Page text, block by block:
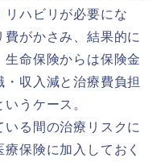
リハビリが必要にな
費がかさみ、結果的に
命保険からは保険金
収入減と治療費負担
うケース。
る間の治療リスクに
保険に加入しておく